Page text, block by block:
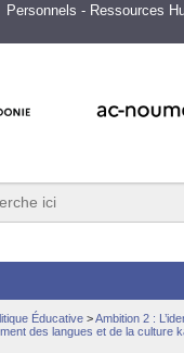
Personnels - Ressources
Éducative >Ambition 2 :
des langues et de la culture